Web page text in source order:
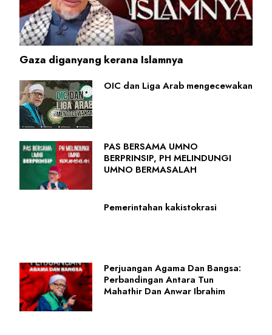
Gaza diganyang kerana Islamnya
OIC dan Liga Arab mengecewakan
PAS BERSAMA UMNO
BERPRINSIP, PH MELINDUNGI
UMNO BERMASALAH
Pemerintahan kakistokrasi
Perjuangan Agama Dan Bangsa:
Perbandingan Antara Tun
Mahathir Dan Anwar Ibrahim